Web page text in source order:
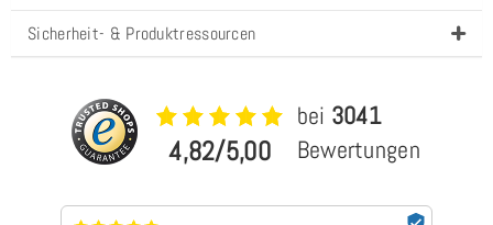
Sicherheit- & Produktressourcen
4,82/5,00
bei 3041
Bewertungen